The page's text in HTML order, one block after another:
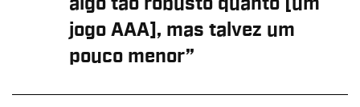
jogo AAA], mas talvez um
pouco menor”